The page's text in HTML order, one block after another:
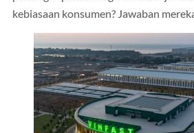
kebiasaan konsumen? Jawaban